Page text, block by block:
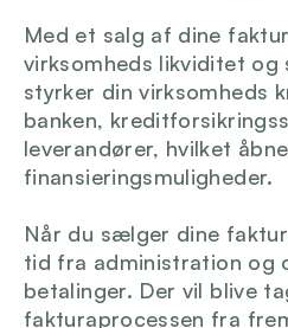
Blive
Med et salg af dine
virksomheds likviditet
styrker din virksomheds
banken,
leverandører, hvilket
finansieringsmuligheder.
Når du sælger dine
tid fra administration og
betalinger. Der vil blive
fakturaprocessen fra